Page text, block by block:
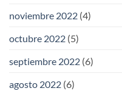
noviembre 2022 (4)
octubre 2022 (5)
septiembre 2022 (6)
agosto 2022 (6)